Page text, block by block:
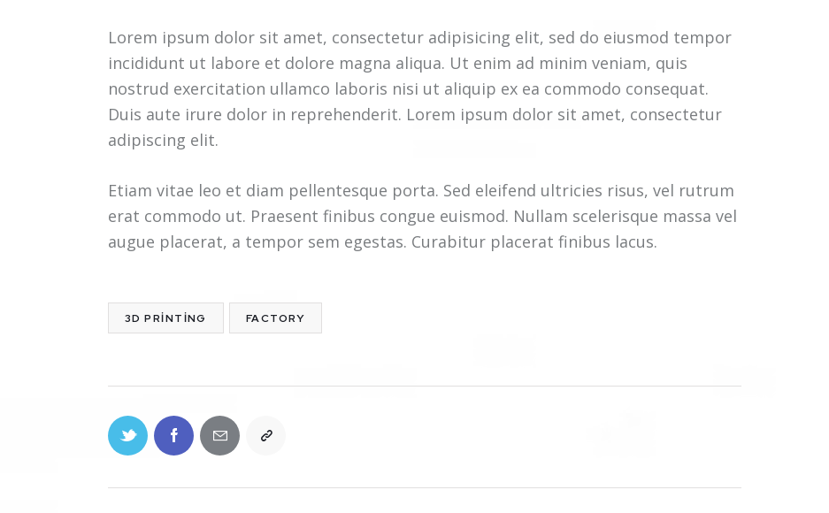
Lorem ipsum dolor sit amet, consectetur adipisicing elit, sed do eiusmod tempor
incididunt ut labore et dolore magna aliqua. Ut enim ad minim veniam, quis
nostrud exercitation ullamco laboris nisi ut aliquip ex ea commodo consequat.
Duis aute irure dolor in reprehenderit. Lorem ipsum dolor sit amet, consectetur
adipiscing elit.
Etiam vitae leo et diam pellentesque porta. Sed eleifend ultricies risus, vel rutrum
erat commodo ut. Praesent finibus congue euismod. Nullam scelerisque massa vel
augue placerat, a tempor sem egestas. Curabitur placerat finibus lacus.
3D PRINTING FACTORY